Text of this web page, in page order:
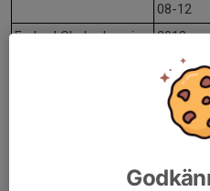
08-12
Farbod Chehrehvani
2018-
06-02
2018-
06-02
2018-
2018-